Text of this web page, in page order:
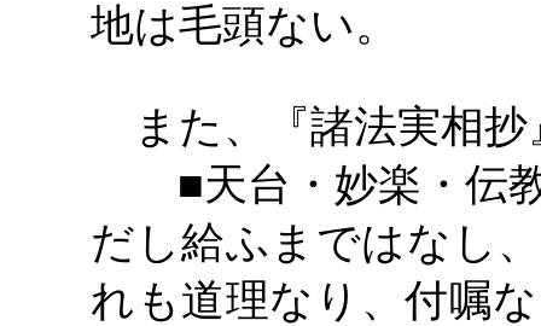
地は毛頭ない。
また、『諸法実相抄
■天台・妙楽・伝
だし給ふまではなし
れも道理なり、付嘱